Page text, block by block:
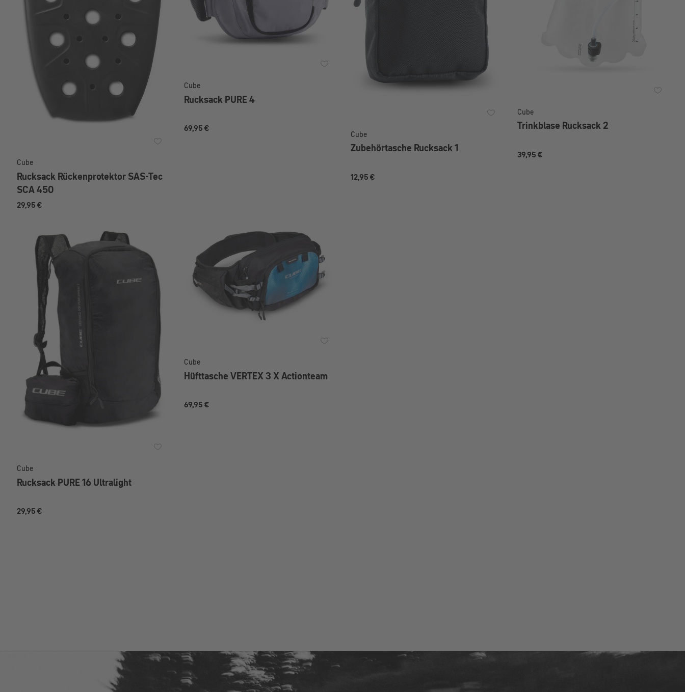
Cube
Rucksack Rückenprotektor SAS-Tec
SCA 450
29,95 €
Cube
Rucksack PURE 4
69,95 €
Cube
Zubehörtasche Rucksack 1
12,95 €
Cube
Trinkblase Rucksack 2
39,95 €
Cube
Rucksack PURE 16 Ultralight
29,95 €
Cube
Hüfttasche VERTEX 3 X Actionteam
69,95 €